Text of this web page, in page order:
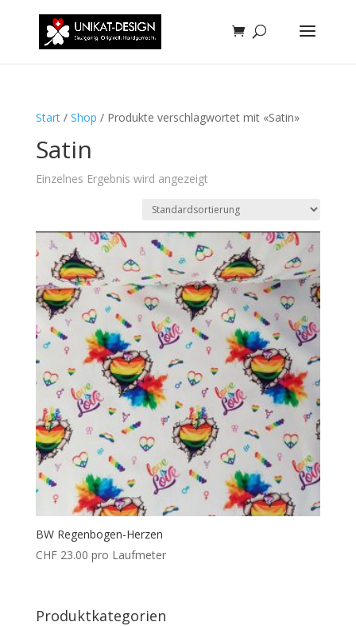
Start/ Shop / Produkte verschlagwortet mit «Satin»
Satin
Einzelnes Ergebnis wird angezeigt
BW Regenbogen-Herzen
CHF23.00 pro Laufmeter
Produktkategorien